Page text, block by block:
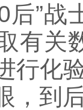
”战
有关
行化
，到